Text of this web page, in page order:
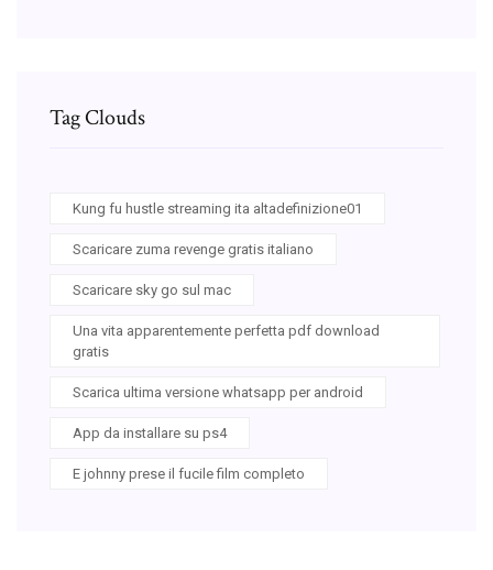
Tag Clouds
Kung fu hustle streaming ita altadefinizione01
Scaricare zuma revenge gratis italiano
Scaricare sky go sul mac
Una vita apparentemente perfetta pdf download
gratis
Scarica ultima versione whatsapp per android
App da installare su ps4
E johnny prese il fucile film completo